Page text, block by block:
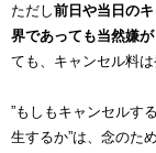
ただし前日や当日の
界であっても当然嫌が
ても、キャンセル料
”もしもキャンセルす
生するか”は、念のた